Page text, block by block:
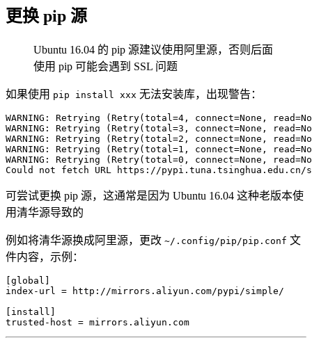
更换 pip 源
Ubuntu 16.04 的 pip 源建议使用阿里源，否则后面
使用 pip 可能会遇到 SSL 问题
如果使用 pip install xxx 无法安装库，出现警告：
WARNING: Retrying ( Retry( total=4 , connect=None, read=
WARNING: Retrying
( Retry( total=3 , connect=None, read=
WARNING: Retrying
( Retry( total=2 , connect=None, read=
WARNING: Retrying
( Retry( total=1 , connect=None, read=
WARNING: Retrying
( Retry( total=0 , connect=None, read=
Could not fetch URL https://pypi.tuna.tsinghua.edu.cn/
可尝试更换 pip 源，这通常是因为 Ubuntu 16.04 这种老版本使
用清华源导致的
例如将清华源换成阿里源，更改 ~/.config/pip/pip.conf 文
件内容，示例：
global
index-url = http://mirrors.aliyun.com/pypi/simple/
install
trusted-host = mirrors.aliyun.com